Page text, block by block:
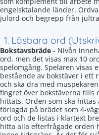
engelsktalande länder.
julord och begrepp från
1. Läsbara ord
Bokstavsbräde - Nivån
ord, men det visas max 10
spelomgång. Spelaren visas
bestående av bokstäver i ett
och ska dra med
fingret över bokstäverna tills
hittats. Orden som ska hittas
förlagda på brädet som 4-
ord och de listas i klartext
hitta alla efterfrågade orden